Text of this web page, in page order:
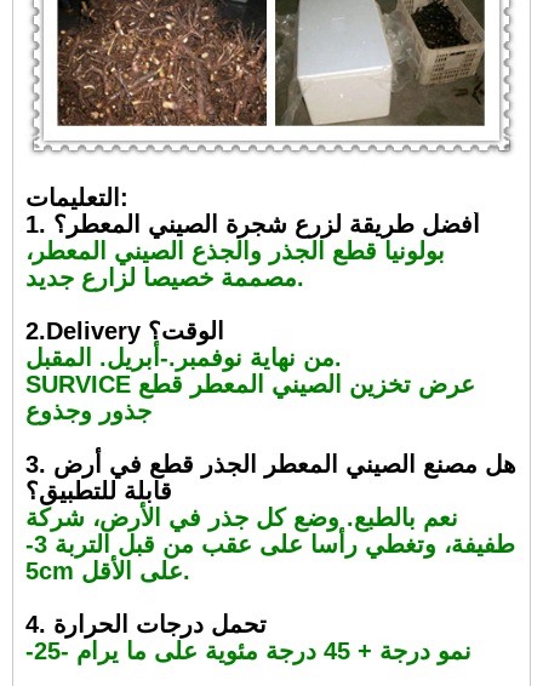
التعليمات:
1. أفضل طريقة لزرع شجرة الصيني المعطر؟
بولونيا قطع الجذر والجذع الصيني المعطر،
مصممة خصيصا لزارع جديد.
2.Delivery الوقت؟
من نهاية نوفمبر.-أبريل. المقبل.
SURVICE عرض تخزين الصيني المعطر قطع
جذور وجذوع
3. هل مصنع الصيني المعطر الجذر قطع في أرض
قابلة للتطبيق؟
نعم بالطبع. وضع كل جذر في الأرض، شركة
طفيفة، وتغطي رأسا على عقب من قبل التربة 3-
5cm على الأقل.
4. تحمل درجات الحرارة
-25- نمو درجة + 45 درجة مئوية على ما يرام